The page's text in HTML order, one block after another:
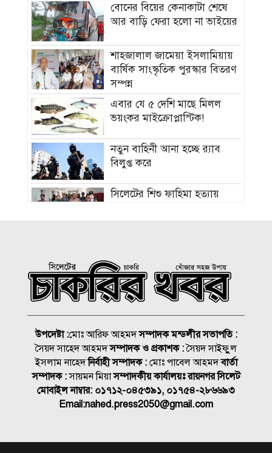
বোনের বিয়ের কেনাকাটা শেষে
আর বাড়ি ফেরা হলো না ভাইয়ের
শাহজালাল জামেয়া ইসলামিয়ায়
বার্ষিক সাংস্কৃতিক পুরস্কার বিতরণ
সম্পন্ন
এবার যে ৫ দেশি মাছে মিলল
ভয়ংকর মাইক্রোপ্লাস্টিক!
নতুন বাহিনী আনা হচ্ছে র‍্যাব
বিলুপ্ত করে
সিলেটের শিশু ফাহিমা হত্যায়
রাষ্ট্রপতি নির্বাচন ২০ আগস্ট, ভোট
হবে সংসদে
১৮নং ওয়ার্ড বিএনপির উদ্যোগে
মতবিনিময় ও উন্মুক্ত আলোচনা
সভা
কিনব্রিজ আড়াল করে ‘আই লাভ
সিলেট’ সাইনেজ কেন?
উপদেষ্টা :মোঃ আরিফ আহমদসম্পাদক মন্ডলীর সভাপতি :
সৈয়দ সাহেদ আহমদসম্পাদক ও প্রকাশক :সৈয়দ সাইফুুল
ইসলাম নাহেদনির্বাহী সম্পাদক :মোঃ পাবেল আহমদবার্তা
সম্পাদক :সায়মন মিয়াসম্পাদকীয় কার্যালয়ঃ রায়নগর সিলেট
মোবাইল নাম্বার: ০১৭১২-০৪৫৩৯১, ০১৭৫৪-২৮৬৬৯৩
Email:nahed.press2050@gmail.com